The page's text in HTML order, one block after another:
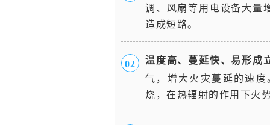
调、风扇等用电设备大量
造成短路。
02
温度高、蔓延快、易形成
气，增大火灾蔓延的速
烧，在热辐射的作用下火